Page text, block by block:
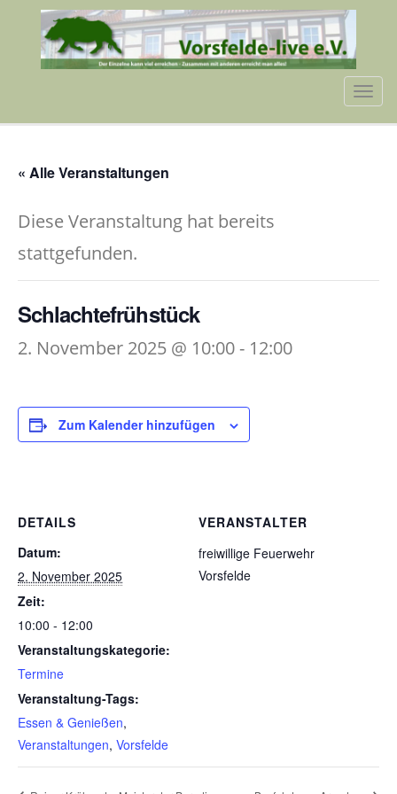
« Alle Veranstaltungen
Diese Veranstaltung hat bereits
stattgefunden.
Schlachtefrühstück
2. November 2025 @ 10:00- 12:00
Zum Kalender hinzufügen
DETAILS
Datum:
2. November 2025
Zeit:
10:00 - 12:00
Veranstaltungskategorie:
Termine
Veranstaltung-Tags:
Essen & Genießen,
Veranstaltungen, Vorsfelde
VERANSTALTER
freiwillige Feuerwehr
Vorsfelde